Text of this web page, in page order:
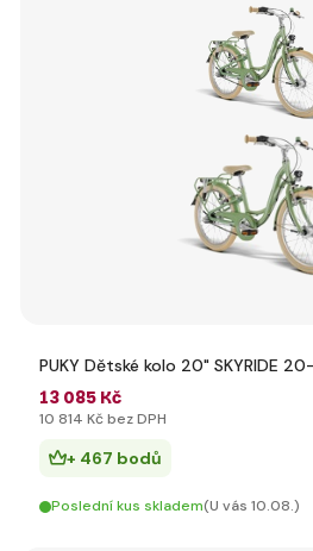
PUKY Dětské kolo 20" SKYRIDE
13 085 Kč
10 814 Kč bez DPH
+ 467 bodů
Poslední kus skladem(U vás 10.08.)